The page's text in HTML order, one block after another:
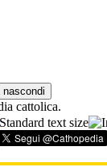
nascondi
cattolica.